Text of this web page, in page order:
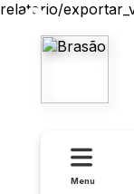
relatorio/
Menu